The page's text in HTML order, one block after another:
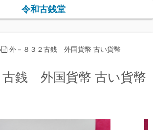
令和古銭堂
外－８３２古銭 外国貨幣 古い貨幣
古銭 外国貨幣 古い貨幣